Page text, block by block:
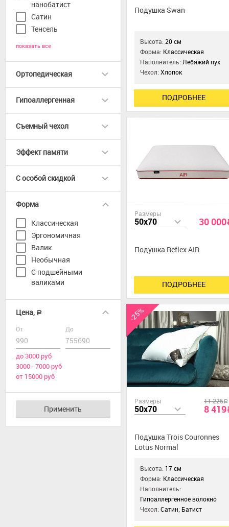
нанобатист
Сатин
Тенсель
показать все
Ортопедическая
Гипоаллергенная
Съемный чехол
Эффект памяти
C особой скидкой
Форма
Классическая
Эргономичная
Валик
Необычная
С подшейными
валиками
Цена, a
От До
до 3000 руб
3000 - 7000 руб
от 15000 руб
Применить
Подушка Swan
Высота:20 см
Форма: Классическая
Наполнитель:Лебяжий пух
Чехол:Хлопок
ПОДРОБНЕЕ
Размеры
50x70 30 000
Подушка Reflex AIR
ПОДРОБНЕЕ
-25%
Размеры
50x70
11 225a
8 419
Подушка Trois Couronnes
Lotus Normal
Высота: 17 см
Форма: Классическая
Наполнитель:
Гипоаллергенное волокно
Чехол:Сатин; Батист